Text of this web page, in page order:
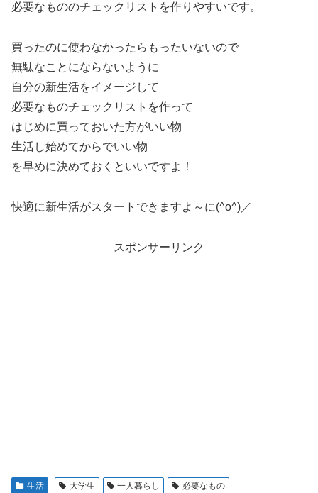
必要なもののチェックリストを作りやすいです。
買ったのに使わなかったらもったいないので
無駄なことにならないように
自分の新生活をイメージして
必要なものチェックリストを作って
はじめに買っておいた方がいい物
生活し始めてからでいい物
を早めに決めておくといいですよ！
快適に新生活がスタートできますよ～に(^o^)／
スポンサーリンク
生活 大学生 一人暮らし
必要なもの